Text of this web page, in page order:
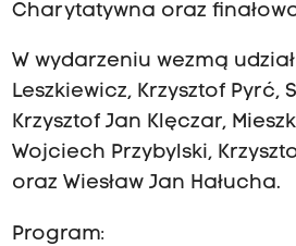
Charytatywna oraz
W wydarzeniu wezmą
Leszkiewicz, Krzysztof Pyrć,
Krzysztof Jan Klęczar,
Wojciech Przybylski,
oraz Wiesław Jan Hałucha.
Program: